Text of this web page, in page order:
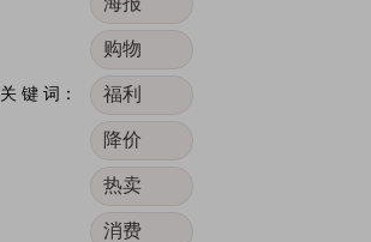
关 键 词：
购物
福利
降价
热卖
消费